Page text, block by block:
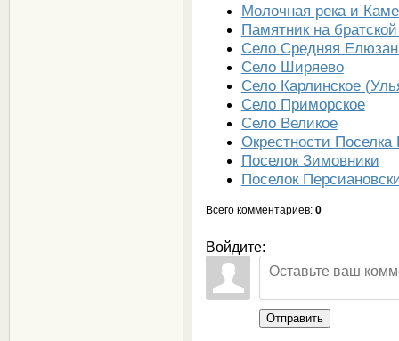
Молочная река и
Памятник на
Село Средняя
Село Ширяево
Село Карлинское
Село Приморское
Село Великое
Окрестности
Поселок Зимовники
Поселок
Всего комментариев: 0
Войдите:
Отправить